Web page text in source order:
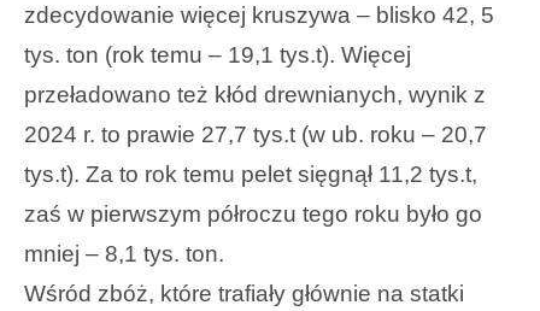
zdecydowanie więcej kruszywa – blisko 42, 5
tys. ton (rok temu – 19,1 tys.t). Więcej
przeładowano też kłód drewnianych, wynik z
2024 r. to prawie 27,7 tys.t (w ub. roku – 20,7
tys.t). Za to rok temu pelet sięgnął 11,2 tys.t,
zaś w pierwszym półroczu tego roku było go
mniej – 8,1 tys. ton.
Wśród zbóż, które trafiały głównie na statki